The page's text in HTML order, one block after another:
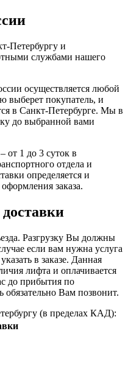
Петербургу и
службами нашего
осуществляется любой
выберет покупатель, и
в Санкт-Петербурге. Мы в
до выбранной вами
от 1 до 3 суток в
отдела и
определяется и
заказа.
Разгрузку Вы должны
если вам нужна услуга
в заказе. Данная
лифта и оплачивается
до прибытия по
обязательно Вам позвонит.
(в пределах КАД):